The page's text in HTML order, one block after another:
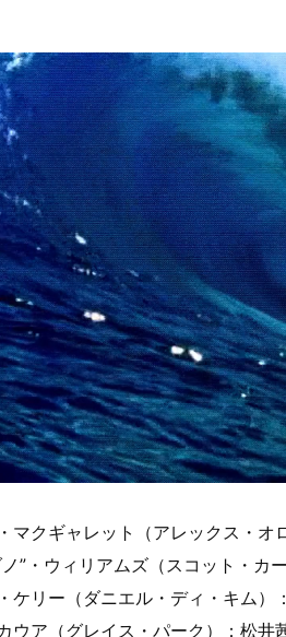
マクギャレット（アレックス・オ
ノ”・ウィリアムズ（スコット・カ
ケリー（ダニエル・ディ・キム）
ウア（グレイス・パーク）：松井